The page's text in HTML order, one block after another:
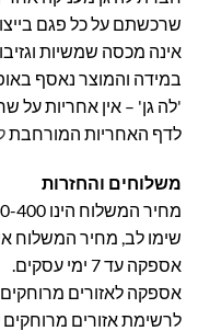
שרכשתם על כל פגם
אינה מכסה שמשיות
במידה והמוצר נאסף
'לה גן' – אין אחריות על
לדף האחריות המורחבת
משלוחים והחזרות
מחיר המשלוח הינו 250-400 שח וייקבע על פי אזור מגוריכם.
שימו לב, מחיר המשלוח
אספקה עד 7 ימי עסקים.
אספקה לאזורים מרוחקים 10-14 ימי עסקים
לרשימת אזורים מרוחקים